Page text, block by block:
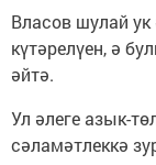
Власов шулай
күтәрелүен, ә
әйтә.
Ул әлеге азык-
сәламәтлеккә